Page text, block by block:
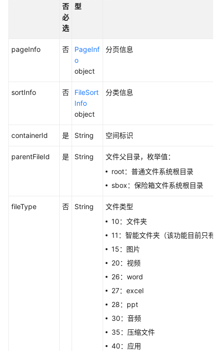
管
会
管
否
必
选
型
pageInfo 否
PageInf
o
object
分页信息
sortInfo 否
FileSort
Info
object
分类信息
containerId 是 String 空间标识
parentFileId 是 String
文件父目录，枚举值：
root：普通文件系统根目录
sbox：保险箱文件系统根目录
fileType 否 String
文件类型
10：文件夹
11：智能文件夹（该功能目前只有
15：图片
20：视频
26：word
27：excel
28：ppt
30：音频
35：压缩文件
40：应用